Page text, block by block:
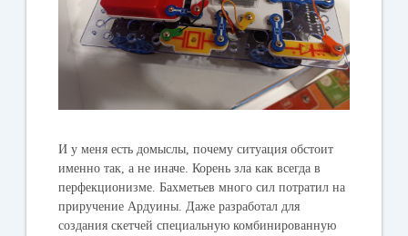
И у меня есть домыслы, почему ситуация обстоит
именно так, а не иначе. Корень зла как всегда в
перфекционизме. Бахметьев много сил потратил на
приручение Ардуины. Даже разработал для
создания скетчей специальную комбинированную